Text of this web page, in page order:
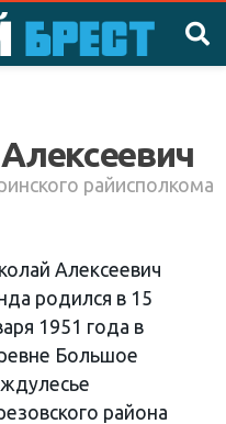
райисполкома
Алексеевич
родился в 15
1951 года в
Большое
района